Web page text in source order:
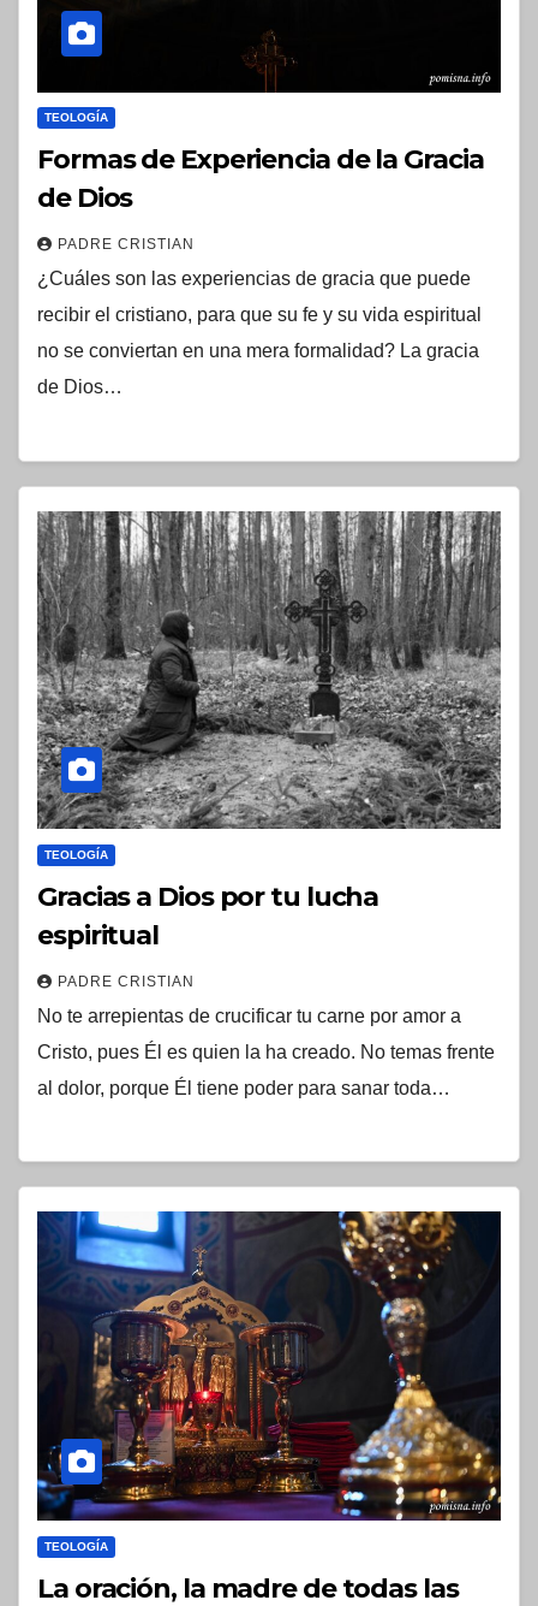
TEOLOGÍA
Formas de Experiencia de la Gracia
de Dios
PADRE CRISTIAN
¿Cuáles son las experiencias de gracia que puede
recibir el cristiano, para que su fe y su vida espiritual
no se conviertan en una mera formalidad? La gracia
de Dios…
TEOLOGÍA
Gracias a Dios por tu lucha
espiritual
PADRE CRISTIAN
No te arrepientas de crucificar tu carne por amor a
Cristo, pues Él es quien la ha creado. No temas frente
al dolor, porque Él tiene poder para sanar toda…
TEOLOGÍA
La oración, la madre de todas las